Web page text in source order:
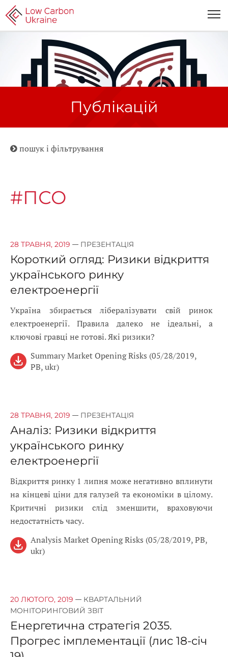
Публікацій
#ПСО
28 ТРАВНЯ, 2019 — ПРЕЗЕНТАЦІЯ
Короткий огляд: Ризики відкриття
українського ринку
електроенергії
Україна збирається лібералізувати свій ринок
електроенергії. Правила далеко не ідеальні, а
ключові гравці не готові. Які ризики?
Summary Market Opening Risks (05/28/2019,
PB, ukr)
28 ТРАВНЯ, 2019 — ПРЕЗЕНТАЦІЯ
Аналіз: Ризики відкриття
українського ринку
електроенергії
Відкриття ринку 1 липня може негативно вплинути
на кінцеві ціни для галузей та економіки в цілому.
Критичні ризики слід зменшити, враховуючи
недостатність часу.
Analysis Market Opening Risks (05/28/2019, PB,
ukr)
20 ЛЮТОГО, 2019 — КВАРТАЛЬНИЙ
МОНІТОРИНГОВИЙ ЗВІТ
Енергетична стратегія 2035.
Прогрес імплементації (лис 18-січ
пошук і фільтрування